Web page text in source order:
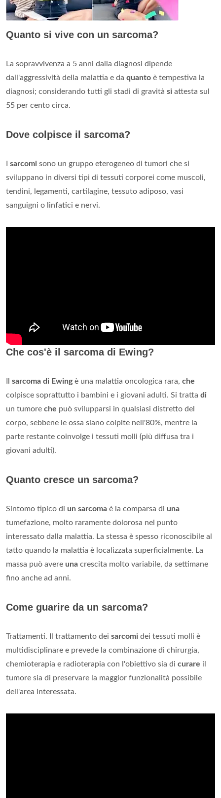
Quanto si vive con un sarcoma?
La sopravvivenza a 5 anni dalla diagnosi dipende
dall'aggressività della malattia e da quanto è tempestiva la
diagnosi; considerando tutti gli stadi di gravità si attesta sul
55 per cento circa.
Dove colpisce il sarcoma?
sarcomi sono un gruppo eterogeneo di tumori che si
sviluppano in diversi tipi di tessuti corporei come muscoli,
tendini, legamenti, cartilagine, tessuto adiposo, vasi
sanguigni o linfatici e nervi.
Che cos'è il sarcoma di Ewing?
sarcoma di Ewingè una malattia oncologica rara, che
colpisce soprattutto i bambini e i giovani adulti. Si tratta di
un tumore che può svilupparsi in qualsiasi distretto del
corpo, sebbene le ossa siano colpite nell'80%, mentre la
parte restante coinvolge i tessuti molli (più diffusa tra i
giovani adulti).
Quanto cresce un sarcoma?
Sintomo tipico di un sarcoma è la comparsa di una
tumefazione, molto raramente dolorosa nel punto
interessato dalla malattia. La stessa è spesso riconoscibile al
tatto quando la malattia è localizzata superficialmente. La
massa può avere una crescita molto variabile, da settimane
fino anche ad anni.
Come guarire da un sarcoma?
Trattamenti. Il trattamento dei sarcomi dei tessuti molli è
multidisciplinare e prevede la combinazione di chirurgia,
chemioterapia e radioterapia con l'obiettivo sia di curare il
tumore sia di preservare la maggior funzionalità possibile
dell'area interessata.